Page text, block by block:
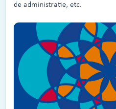
de administratie, etc.